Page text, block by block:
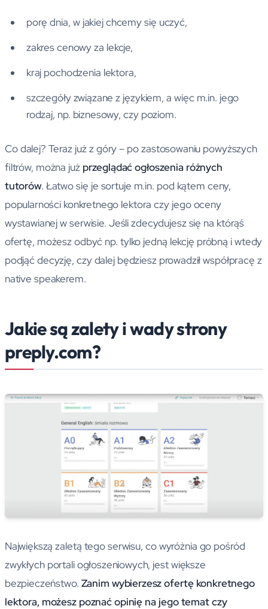
porę dnia, w jakiej chcemy się uczyć,
zakres cenowy za lekcje,
kraj pochodzenia lektora,
szczegóły związane z językiem, a więc m.in. jego
rodzaj, np. biznesowy, czy poziom.
Co dalej? Teraz już z góry – po zastosowaniu powyższych
filtrów, można już przeglądać ogłoszenia różnych
tutorów. Łatwo się je sortuje m.in. pod kątem ceny,
popularności konkretnego lektora czy jego oceny
wystawianej w serwisie. Jeśli zdecydujesz się na którąś
ofertę, możesz odbyć np. tylko jedną lekcję próbną i wtedy
podjąć decyzję, czy dalej będziesz prowadził współpracę z
native speakerem.
Jakie są zalety i wady strony
preply.com?
Największą zaletą tego serwisu, co wyróżnia go pośród
zwykłych portali ogłoszeniowych, jest większe
bezpieczeństwo. Zanim wybierzesz ofertę konkretnego
lektora, możesz poznać opinię na jego temat czy